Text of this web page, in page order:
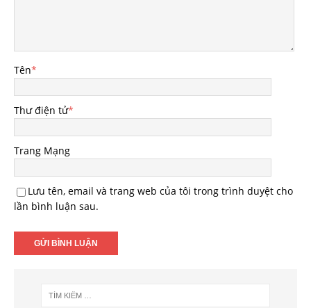
Tên*
Thư điện tử*
Trang Mạng
Lưu tên, email và trang web của tôi trong trình duyệt cho
lần bình luận sau.